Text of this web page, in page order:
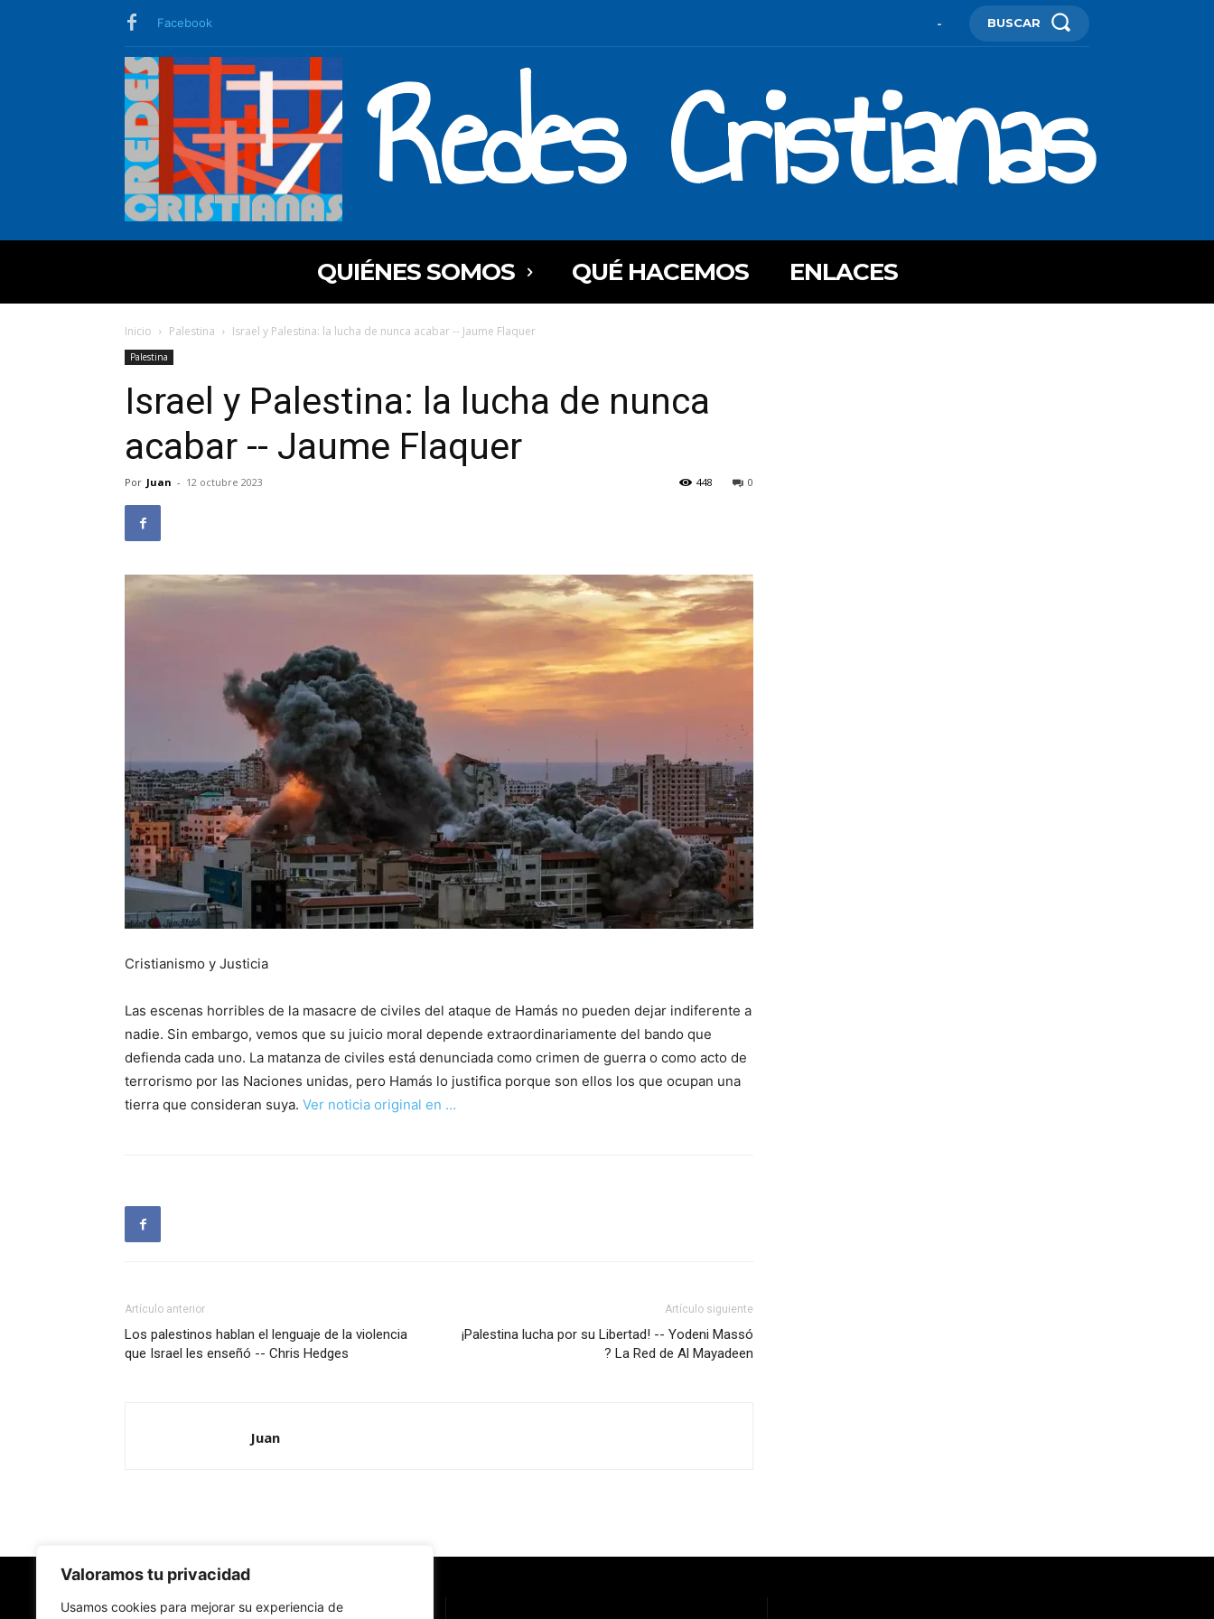
Valoramos tu privacidad
Usamos cookies para mejorar su experiencia de
Facebook - BUSCAR
Redes Cristianas
QUIÉNES SOMOS QUÉ HACEMOS ENLACES
Inicio Palestina Israel y Palestina: la lucha de nunca acabar -- Jaume Flaquer
Palestina
Israel y Palestina: la lucha de nunca
acabar -- Jaume Flaquer
Por Juan - 12 octubre 2023 0
448
Cristianismo y Justicia
Las escenas horribles de la masacre de civiles del ataque de Hamás no pueden dejar indiferente a
nadie. Sin embargo, vemos que su juicio moral depende extraordinariamente del bando que
defienda cada uno. La matanza de civiles está denunciada como crimen de guerra o como acto de
terrorismo por las Naciones unidas, pero Hamás lo justifica porque son ellos los que ocupan una
tierra que consideran suya. Ver noticia original en …
Artículo anterior
Los palestinos hablan el lenguaje de la violencia
que Israel les enseñó -- Chris Hedges
Artículo siguiente
¡Palestina lucha por su Libertad! -- Yodeni Massó
? La Red de Al Mayadeen
Juan